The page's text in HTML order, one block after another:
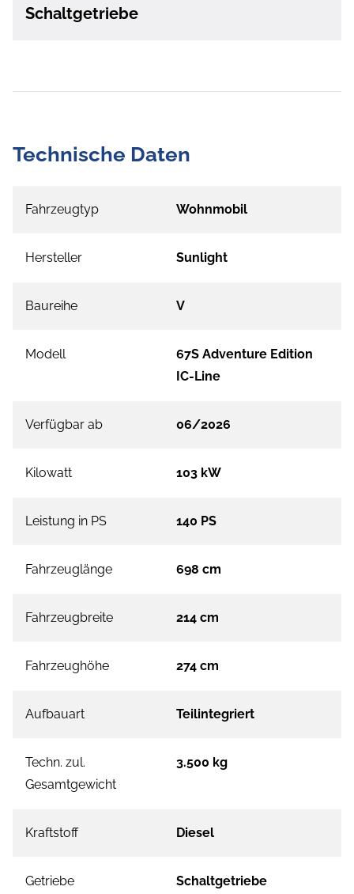
Schaltgetriebe
Technische Daten
Fahrzeugtyp Wohnmobil
Hersteller Sunlight
Baureihe V
Modell
67S Adventure Edition
IC-Line
Verfügbar ab 06/2026
Kilowatt 103 kW
Leistung in PS 140 PS
Fahrzeuglänge 698 cm
Fahrzeugbreite 214 cm
Fahrzeughöhe 274 cm
Aufbauart Teilintegriert
Techn. zul.
Gesamtgewicht
3.500 kg
Kraftstoff Diesel
Getriebe Schaltgetriebe